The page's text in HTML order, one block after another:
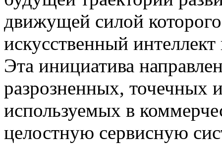
движущей силой
искусственный
Эта инициатива
разрозненных, точечных
используемых в
целостную сервисную